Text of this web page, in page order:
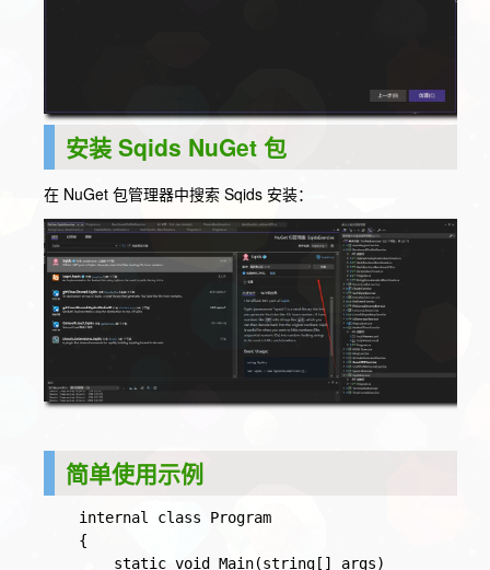
安装 Sqids NuGet 包
在 NuGet 包管理器中搜索 Sqids 安装：
简单使用示例
internal class Program
{
static void Main(string[] args)